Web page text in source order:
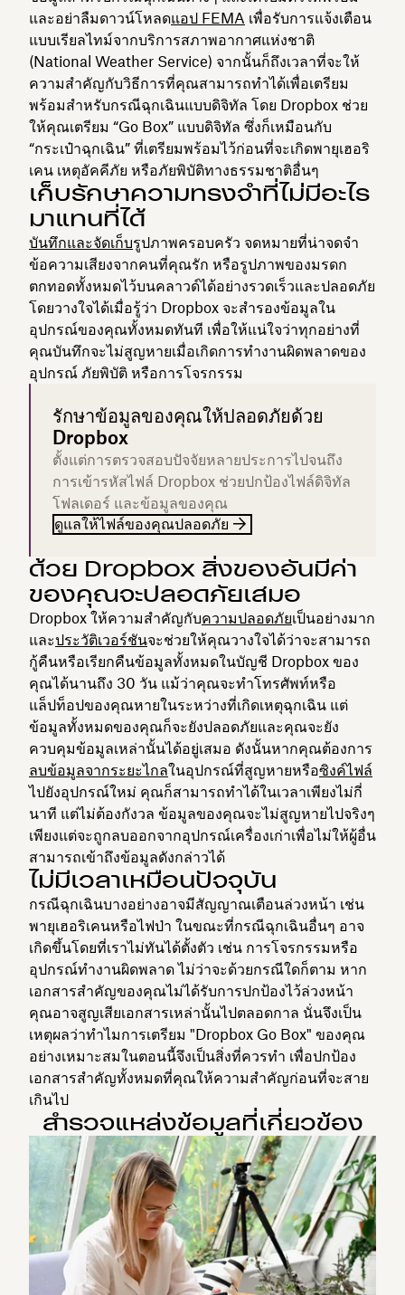
และอย่าลืมดาวน์โหลดแอป FEMA เพื่อรับการแจ้งเตือน
แบบเรียลไทม์จากบริการสภาพอากาศแห่งชาติ
(National Weather Service) จากนั้นก็ถึงเวลาที่จะให้
ความสำคัญกับวิธีการที่คุณสามารถทำได้เพื่อเตรียม
พร้อมสำหรับกรณีฉุกเฉินแบบดิจิทัล โดย Dropbox ช่วย
ให้คุณเตรียม “Go Box” แบบดิจิทัล ซึ่งก็เหมือนกับ
“กระเป๋าฉุกเฉิน” ที่เตรียมพร้อมไว้ก่อนที่จะเกิดพายุเฮอริ
เคน เหตุอัคคีภัย หรือภัยพิบัติทางธรรมชาติอื่นๆ
เก็บรักษาความทรงจำที่ไม่มีอะไร
มาแทนที่ได้
บันทึกและจัดเก็บรูปภาพครอบครัว จดหมายที่น่าจดจำ
ข้อความเสียงจากคนที่คุณรัก หรือรูปภาพของมรดก
ตกทอดทั้งหมดไว้บนคลาวด์ได้อย่างรวดเร็วและปลอดภัย
โดยวางใจได้เมื่อรู้ว่า Dropbox จะสำรองข้อมูลใน
อุปกรณ์ของคุณทั้งหมดทันที เพื่อให้แน่ใจว่าทุกอย่างที่
คุณบันทึกจะไม่สูญหายเมื่อเกิดการทำงานผิดพลาดของ
อุปกรณ์ ภัยพิบัติ หรือการโจรกรรม
รักษาข้อมูลของคุณให้ปลอดภัยด้วย
Dropbox
ตั้งแต่การตรวจสอบปัจจัยหลายประการไปจนถึง
การเข้ารหัสไฟล์ Dropbox ช่วยปกป้องไฟล์ดิจิทัล
โฟลเดอร์ และข้อมูลของคุณ
ดูแลให้ไฟล์ของคุณปลอดภัย
ด้วย Dropbox สิ่งของอันมีค่า
ของคุณจะปลอดภัยเสมอ
Dropbox ให้ความสำคัญกับความปลอดภัยเป็นอย่างมาก
และประวัติเวอร์ชันจะช่วยให้คุณวางใจได้ว่าจะสามารถ
กู้คืนหรือเรียกคืนข้อมูลทั้งหมดในบัญชี Dropbox ของ
คุณได้นานถึง 30 วัน แม้ว่าคุณจะทำโทรศัพท์หรือ
แล็ปท็อปของคุณหายในระหว่างที่เกิดเหตุฉุกเฉิน แต่
ข้อมูลทั้งหมดของคุณก็จะยังปลอดภัยและคุณจะยัง
ควบคุมข้อมูลเหล่านั้นได้อยู่เสมอ ดังนั้นหากคุณต้องการ
ลบข้อมูลจากระยะไกลในอุปกรณ์ที่สูญหายหรือซิงค์ไฟล์
ไปยังอุปกรณ์ใหม่ คุณก็สามารถทำได้ในเวลาเพียงไม่กี่
นาที แต่ไม่ต้องกังวล ข้อมูลของคุณจะไม่สูญหายไปจริงๆ
เพียงแต่จะถูกลบออกจากอุปกรณ์เครื่องเก่าเพื่อไม่ให้ผู้อื่น
สามารถเข้าถึงข้อมูลดังกล่าวได้
ไม่มีเวลาเหมือนปัจจุบัน
กรณีฉุกเฉินบางอย่างอาจมีสัญญาณเตือนล่วงหน้า เช่น
พายุเฮอริเคนหรือไฟป่า ในขณะที่กรณีฉุกเฉินอื่นๆ อาจ
เกิดขึ้นโดยที่เราไม่ทันได้ตั้งตัว เช่น การโจรกรรมหรือ
อุปกรณ์ทำงานผิดพลาด ไม่ว่าจะด้วยกรณีใดก็ตาม หาก
เอกสารสำคัญของคุณไม่ได้รับการปกป้องไว้ล่วงหน้า
คุณอาจสูญเสียเอกสารเหล่านั้นไปตลอดกาล นั่นจึงเป็น
เหตุผลว่าทำไมการเตรียม "Dropbox Go Box" ของคุณ
อย่างเหมาะสมในตอนนี้จึงเป็นสิ่งที่ควรทำ เพื่อปกป้อง
เอกสารสำคัญทั้งหมดที่คุณให้ความสำคัญก่อนที่จะสาย
เกินไป
สำรวจแหล่งข้อมูลที่เกี่ยวข้อง